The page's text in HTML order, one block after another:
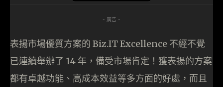
- 廣告 -
表揚市場優質方案的 Biz.IT Excellence 不經不覺
已連續舉辦了 14 年，備受市場肯定！獲表揚的方案
都有卓越功能、高成本效益等多方面的好處，而且